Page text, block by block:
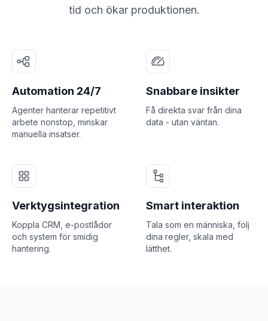
tid och ökar produktionen.
Automation 24/7
Agenter hanterar repetitivt
arbete nonstop, minskar
manuella insatser.
Snabbare insikter
Få direkta svar från dina
data - utan väntan.
Verktygsintegration
Koppla CRM, e-postlådor
och system för smidig
hantering.
Smart interaktion
Tala som en människa, följ
dina regler, skala med
lätthet.